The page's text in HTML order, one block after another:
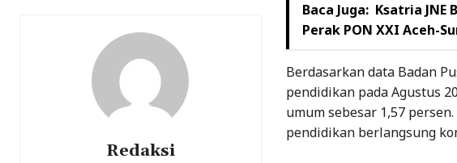
Redaksi
Baca Juga: Ksatria JNE
Perak PON XXI Aceh-
Berdasarkan data Badan
pendidikan pada Agustus
umum sebesar 1,57
pendidikan berlangsung